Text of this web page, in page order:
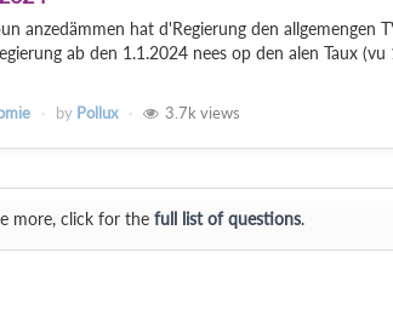
anzedämmen hat d'Regierung den allgemengen
ab den 1.1.2024 nees op den alen Taux
by Pollux 3.7k views
more, click for the full list of questions.